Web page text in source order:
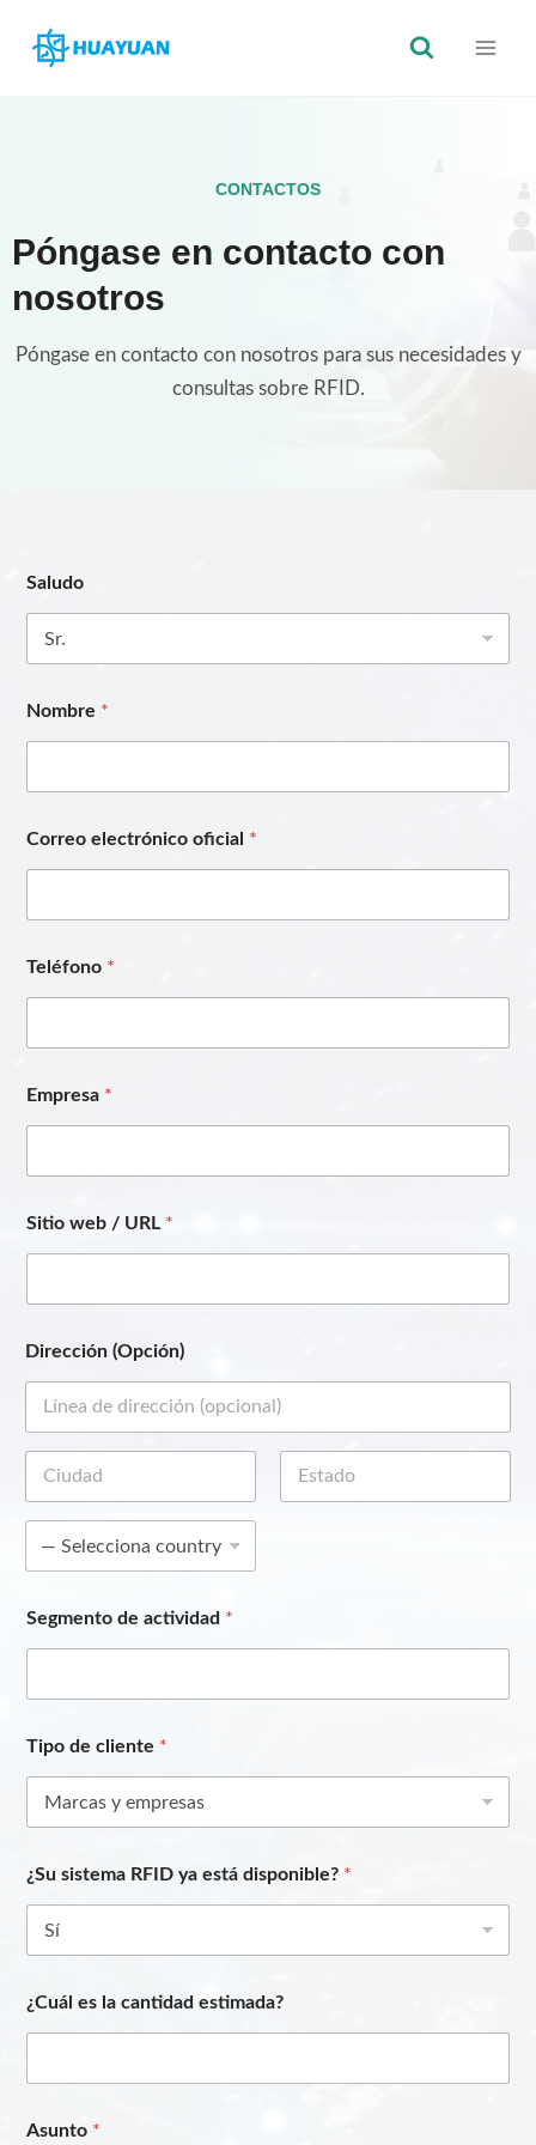
CONTACTOS
Póngase en contacto con
nosotros
Póngase en contacto con nosotros para sus necesidades y
consultas sobre RFID.
Saludo
Nombre *
Correo electrónico oficial *
Teléfono *
Empresa *
Sitio web / URL *
Dirección (Opción)
Segmento de actividad *
Tipo de cliente *
¿Su sistema RFID ya está disponible? *
¿Cuál es la cantidad estimada?
Asunto *